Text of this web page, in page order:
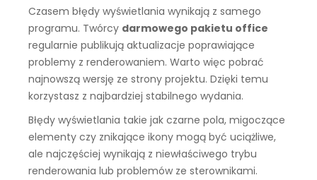
Czasem błędy wyświetlania wynikają z samego
programu. Twórcy darmowego pakietu office
regularnie publikują aktualizacje poprawiające
problemy z renderowaniem. Warto więc pobrać
najnowszą wersję ze strony projektu. Dzięki temu
korzystasz z najbardziej stabilnego wydania.
Błędy wyświetlania takie jak czarne pola, migoczące
elementy czy znikające ikony mogą być uciążliwe,
ale najczęściej wynikają z niewłaściwego trybu
renderowania lub problemów ze sterownikami.